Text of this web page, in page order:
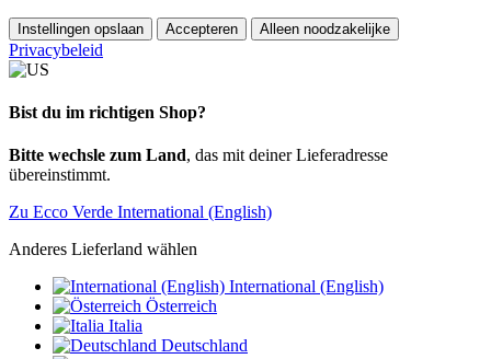
Instellingen opslaan Accepteren Alleen noodzakelijke
Privacybeleid
Bist du im richtigen Shop?
Bitte wechsle zum Land, das mit deiner Lieferadresse
übereinstimmt.
Zu Ecco Verde International (English)
Anderes Lieferland wählen
International (English)
Österreich
Italia
Deutschland